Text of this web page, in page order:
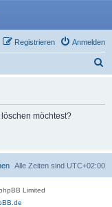
Anmelden
Registrieren
möchtest?
Alle Zeiten sind UTC+02:00
Limited